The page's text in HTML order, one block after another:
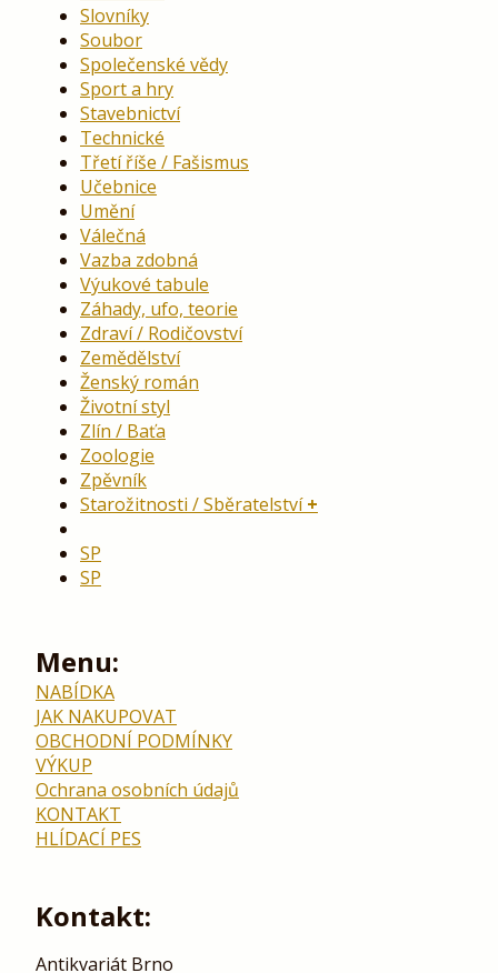
Slovníky
Soubor
Společenské vědy
Sport a hry
Stavebnictví
Technické
Třetí říše / Fašismus
Učebnice
Umění
Válečná
Vazba zdobná
Výukové tabule
Záhady, ufo, teorie
Zdraví / Rodičovství
Zemědělství
Ženský román
Životní styl
Zlín / Baťa
Zoologie
Zpěvník
Starožitnosti / Sběratelství
SP
SP
Menu:
NABÍDKA
JAK NAKUPOVAT
OBCHODNÍ PODMÍNKY
VÝKUP
Ochrana osobních údajů
KONTAKT
HLÍDACÍ PES
Kontakt:
Antikvariát Brno